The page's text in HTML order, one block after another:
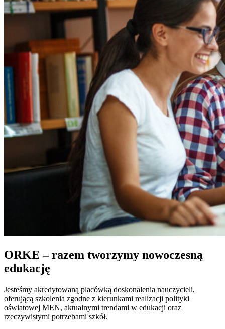
ORKE – razem tworzymy nowoczesną
edukację
Jesteśmy akredytowaną placówką doskonalenia nauczycieli,
oferującą szkolenia zgodne z kierunkami realizacji polityki
oświatowej MEN, aktualnymi trendami w edukacji oraz
rzeczywistymi potrzebami szkół.